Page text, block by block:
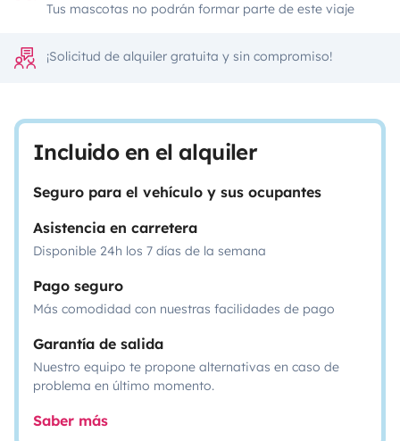
Tus mascotas no podrán formar parte de este viaje
¡Solicitud de alquiler gratuita y sin compromiso!
Incluido en el alquiler
Seguro para el vehículo y sus ocupantes
Asistencia en carretera
Disponible 24h los 7 días de la semana
Pago seguro
Más comodidad con nuestras facilidades de pago
Garantía de salida
Nuestro equipo te propone alternativas en caso de
problema en último momento.
Saber más